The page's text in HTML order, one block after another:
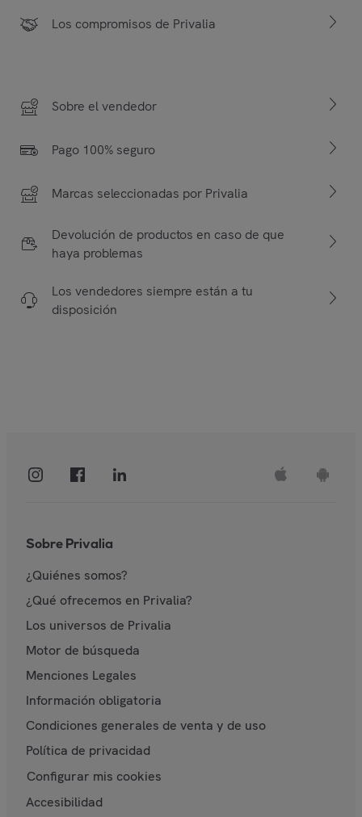
Los compromisos de Privalia
Sobre el vendedor
Pago 100% seguro
Marcas seleccionadas por Privalia
Devolución de productos en caso de que
haya problemas
Los vendedores siempre están a tu
disposición
Sobre Privalia
¿Quiénes somos?
¿Qué ofrecemos en Privalia?
Los universos de Privalia
Motor de búsqueda
Menciones Legales
Información obligatoria
Condiciones generales de venta y de uso
Política de privacidad
Configurar mis cookies
Accesibilidad